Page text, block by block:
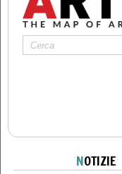
NOTIZIE